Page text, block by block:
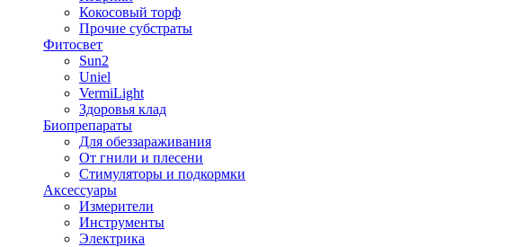
Кокосовый торф
Прочие субстраты
Фитосвет
Sun2
Uniel
VermiLight
Здоровья клад
Биопрепараты
Для обеззараживания
От гнили и плесени
Стимуляторы и подкормки
Аксессуары
Измерители
Инструменты
Электрика